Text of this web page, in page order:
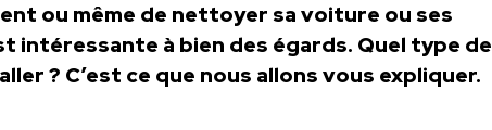
ou même de nettoyer sa voiture ou ses
intéressante à bien des égards. Quel type de
? C’est ce que nous allons vous expliquer.